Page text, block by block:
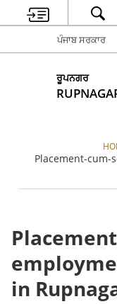
ਪੰਜਾਬ ਸਰਕਾਰ
ਰੂਪਨਗਰ
Placement-cum-
in